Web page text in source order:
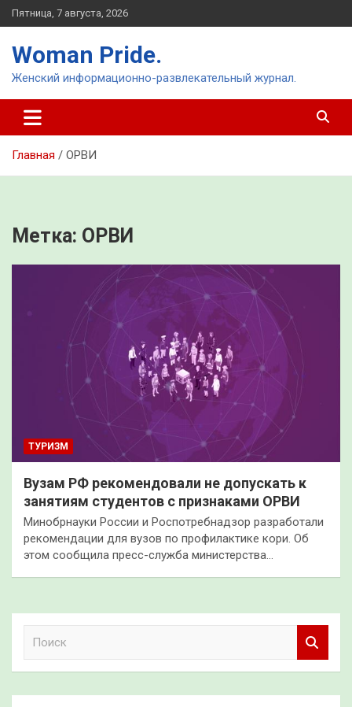
Перейти
к
Пятница, 7 августа, 2026
Woman Pride.
Женский информационно-развлекательный журнал.
Главная ОРВИ
Метка: ОРВИ
ТУРИЗМ
Вузам РФ рекомендовали не допускать к
занятиям студентов с признаками ОРВИ
Минобрнауки России и Роспотребнадзор разработали
рекомендации для вузов по профилактике кори. Об
этом сообщила пресс-служба министерства…
к